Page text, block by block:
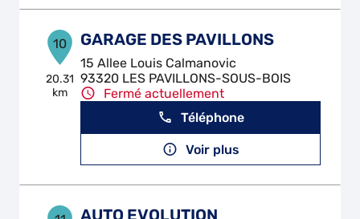
10
20.31
km
GARAGE DES PAVILLONS
15 Allee Louis Calmanovic
93320 LES PAVILLONS-SOUS-BOIS
Fermé actuellement
Téléphone
Voir plus
AUTO EVOLUTION